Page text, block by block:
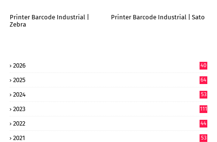
Printer Barcode Industrial |
Zebra
Printer Barcode Industrial | Sato
2026
40
2025
64
2024
53
2023 111
2022
44
2021 53